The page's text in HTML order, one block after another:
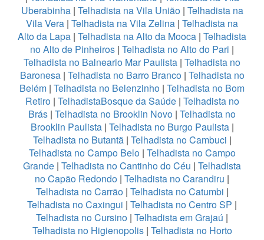
Uberabinha| Telhadista na Vila União| Telhadista na
Vila Vera | Telhadista na Vila Zelina | Telhadista na
Alto da Lapa | Telhadista na Alto da Mooca | Telhadista
no Alto de Pinheiros | Telhadista no Alto do Pari |
Telhadista no Balneario Mar Paulista | Telhadista no
Baronesa| Telhadista no Barro Branco| Telhadista no
Belém | Telhadista no Belenzinho | Telhadista no Bom
Retiro| TelhadistaBosque da Saúde| Telhadista no
Brás | Telhadista no Brooklin Novo | Telhadista no
Brooklin Paulista| Telhadista no Burgo Paulista|
Telhadista no Butantã| Telhadista no Cambuci |
Telhadista no Campo Belo| Telhadista no Campo
Grande | Telhadista no Cantinho do Céu | Telhadista
no Capão Redondo | Telhadista no Carandiru |
Telhadista no Carrão| Telhadista no Catumbi |
Telhadista no Caxingui | Telhadista no Centro SP |
Telhadista no Cursino | Telhadista em Grajaú |
Telhadista no Higienopolis| Telhadista no Horto